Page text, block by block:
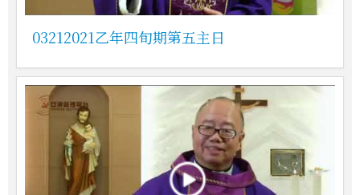
03212021乙年四旬期第五主日